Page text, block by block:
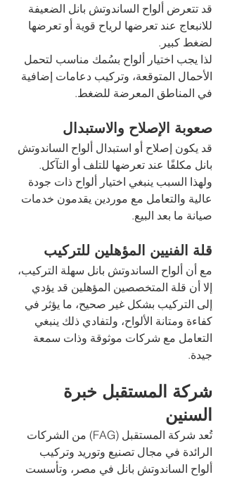
قد تتعرض ألواح الساندوتش بانل الضعيفة
للانبعاج عند تعرضها لرياح قوية أو تعرضها
لضغط كبير.
لذا يجب اختيار ألواح بسُمك مناسب لتحمل
الأحمال المتوقعة، وتركيب دعامات إضافية
في المناطق المعرضة للضغط.
صعوبة الإصلاح والاستبدال
قد يكون إصلاح أو استبدال ألواح الساندوتش
بانل مكلفًا عند تعرضها للتلف أو التآكل.
ولهذا السبب ينبغي اختيار ألواح ذات جودة
عالية والتعامل مع موردين يقدمون خدمات
صيانة ما بعد البيع.
قلة الفنيين المؤهلين للتركيب
مع أن ألواح الساندوتش بانل سهلة التركيب،
إلا أن قلة المتخصصين المؤهلين قد يؤدي
إلى التركيب بشكل غير صحيح، ما يؤثر في
كفاءة ومتانة الألواح، ولتفادي ذلك ينبغي
التعامل مع شركات موثوقة وذات سمعة
جيدة.
شركة المستقبل خبرة
السنين
تُعد شركة المستقبل (FAG) من الشركات
الرائدة في مجال تصنيع وتوريد وتركيب
ألواح الساندوتش بانل في مصر، وتأسست